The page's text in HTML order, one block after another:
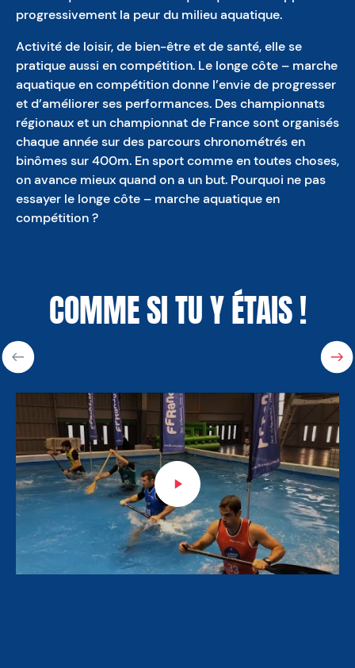
progressivement la peur du milieu aquatique.
Activité de loisir, de bien-être et de santé, elle se
pratique aussi en compétition. Le longe côte – marche
aquatique en compétition donne l’envie de progresser
et d’améliorer ses performances. Des championnats
régionaux et un championnat de France sont organisés
chaque année sur des parcours chronométrés en
binômes sur 400m. En sport comme en toutes choses,
on avance mieux quand on a un but. Pourquoi ne pas
essayer le longe côte – marche aquatique en
compétition ?
COMME SI TU Y ÉTAIS !